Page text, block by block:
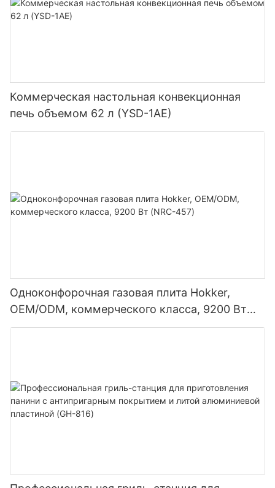
Коммерческая настольная конвекционная
печь объемом 62 л (YSD-1AE)
Одноконфорочная газовая плита Hokker,
OEM/ODM, коммерческого класса, 9200 Вт
(NRC-457)